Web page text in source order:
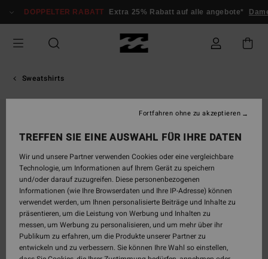
zur
springen
DOPPELTER RABATT Extra 25% Rabatt auf alle angebote*
Sweatshirts
TREFFEN SIE EINE AUSWAHL FÜR IHRE DATEN
Wir und unsere Partner verwenden Cookies oder eine vergleichbare
Technologie, um Informationen auf Ihrem Gerät zu speichern
und/oder darauf zuzugreifen. Diese personenbezogenen
Informationen (wie Ihre Browserdaten und Ihre IP-Adresse) können
verwendet werden, um Ihnen personalisierte Beiträge und Inhalte zu
präsentieren, um die Leistung von Werbung und Inhalten zu
messen, um Werbung zu personalisieren, und um mehr über ihr
Publikum zu erfahren, um die Produkte unserer Partner zu
entwickeln und zu verbessern. Sie können Ihre Wahl so einstellen,
Fortfahren ohne zu akzeptieren